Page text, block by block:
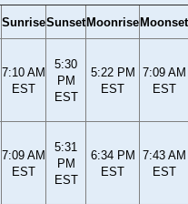
SunriseSunset Moonrise Moonset
7:10 AM
EST
5:30
PM
EST
5:22 PM
EST
7:09 AM
EST
7:09 AM
EST
5:31
PM
EST
6:34 PM
EST
7:43 AM
EST